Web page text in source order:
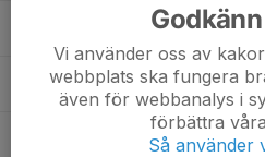
Joacim Ringqvist,
Johannes Gabriël De Waal
Lucas Legnér
Vi använder oss av
webbplats ska fungera
även för webbanalys i
förbättra
Så använder